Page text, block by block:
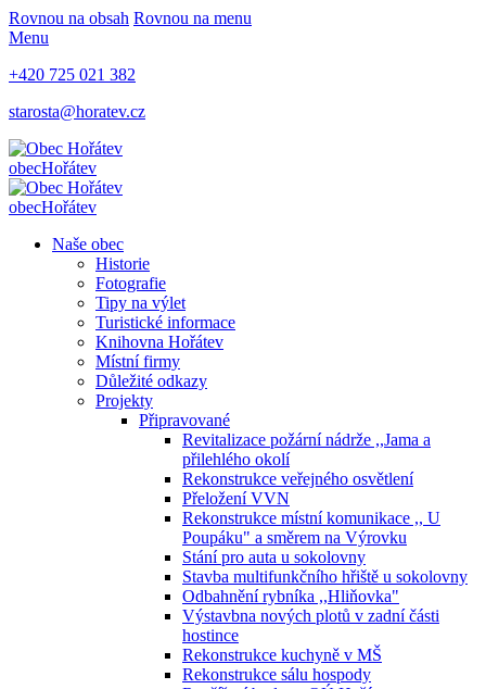
Rovnou na obsah Rovnou na menu
Menu
+420 725 021 382
starosta@horatev.cz
obecHořátev
obecHořátev
Naše obec
Historie
Fotografie
Tipy na výlet
Turistické informace
Knihovna Hořátev
Místní firmy
Důležité odkazy
Projekty
Připravované
Revitalizace požární nádrže ,,Jama a
přilehlého okolí
Rekonstrukce veřejného osvětlení
Přeložení VVN
Rekonstrukce místní komunikace ,, U
Poupáku" a směrem na Výrovku
Stání pro auta u sokolovny
Stavba multifunkčního hřiště u sokolovny
Odbahnění rybníka ,,Hliňovka"
Výstavbna nových plotů v zadní části
hostince
Rekonstrukce kuchyně v MŠ
Rekonstrukce sálu hospody